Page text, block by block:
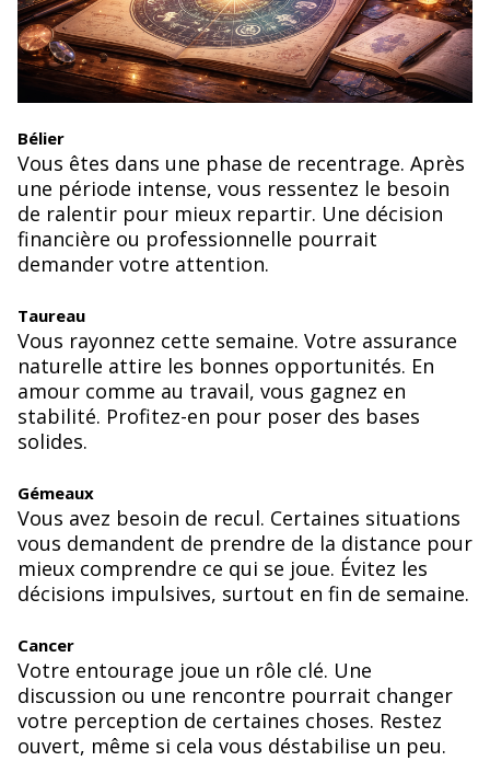
Bélier
Vous êtes dans une phase de recentrage. Après
une période intense, vous ressentez le besoin
de ralentir pour mieux repartir. Une décision
financière ou professionnelle pourrait
demander votre attention.
Taureau
Vous rayonnez cette semaine. Votre assurance
naturelle attire les bonnes opportunités. En
amour comme au travail, vous gagnez en
stabilité. Profitez-en pour poser des bases
solides.
Gémeaux
Vous avez besoin de recul. Certaines situations
vous demandent de prendre de la distance pour
mieux comprendre ce qui se joue. Évitez les
décisions impulsives, surtout en fin de semaine.
Cancer
Votre entourage joue un rôle clé. Une
discussion ou une rencontre pourrait changer
votre perception de certaines choses. Restez
ouvert, même si cela vous déstabilise un peu.